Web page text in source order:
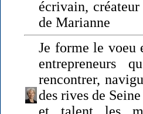
écrivain,
de Marianne
Je forme le voeu
entrepreneurs
rencontrer,
des rives de